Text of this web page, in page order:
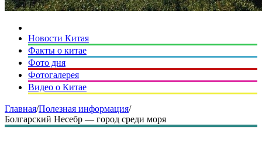
Новости Китая
Факты о китае
Фото дня
Фотогалерея
Видео о Китае
Главная/Полезная информация/
Болгарский Несебр — город среди моря